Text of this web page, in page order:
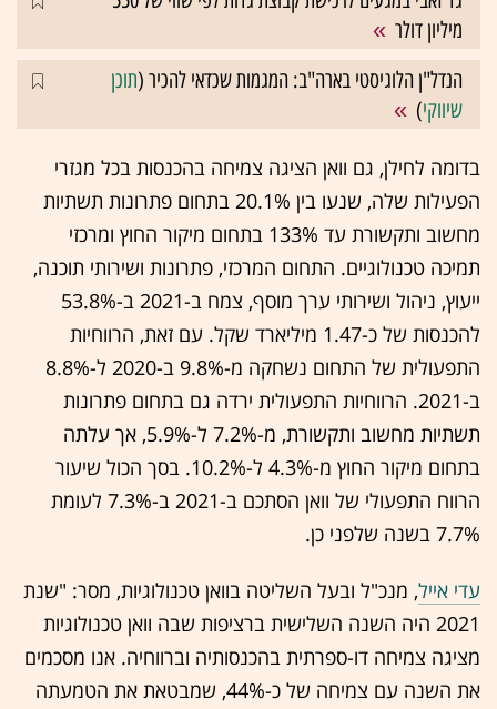
מיליון דולר
הנדל"ן הלוגיסטי בארה"ב: המגמות שכדאי להכיר (תוכן
שיווקי)
בדומה לחילן, גם וואן הציגה צמיחה בהכנסות בכל מגזרי
הפעילות שלה, שנעו בין 20.1% בתחום פתרונות תשתיות
מחשוב ותקשורת עד 133% בתחום מיקור החוץ ומרכזי
תמיכה טכנולוגיים. התחום המרכזי, פתרונות ושירותי תוכנה,
ייעוץ, ניהול ושירותי ערך מוסף, צמח ב-2021 ב-53.8%
להכנסות של כ-1.47 מיליארד שקל. עם זאת, הרווחיות
התפעולית של התחום נשחקה מ-9.8% ב-2020 ל-8.8%
ב-2021. הרווחיות התפעולית ירדה גם בתחום פתרונות
תשתיות מחשוב ותקשורת, מ-7.2% ל-5.9%, אך עלתה
בתחום מיקור החוץ מ-4.3% ל-10.2%. בסך הכול שיעור
הרווח התפעולי של וואן הסתכם ב-2021 ב-7.3% לעומת
7.7% בשנה שלפני כן.
עדי אייל, מנכ"ל ובעל השליטה בוואן טכנולוגיות, מסר: "שנת
2021 היה השנה השלישית ברציפות שבה וואן טכנולוגיות
מציגה צמיחה דו-ספרתית בהכנסותיה וברווחיה. אנו מסכמים
את השנה עם צמיחה של כ-44%, שמבטאת את הטמעתה